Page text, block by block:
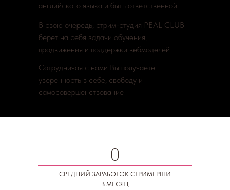
английского языка и быть ответственной
В свою очередь, стрим-студия PEAL CLUB
берет на себя задачи обучения,
продвижения и поддержки вебмоделей
Сотрудничая с нами Вы получаете
уверенность в себе, свободу и
самосовершенствование
0
СРЕДНИЙ ЗАРАБОТОК СТРИМЕРШИ
В МЕСЯЦ